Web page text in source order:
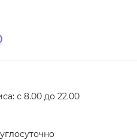
с 8.00 до 22.00